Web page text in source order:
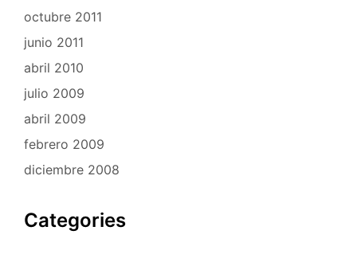
octubre 2011
junio 2011
abril 2010
julio 2009
abril 2009
febrero 2009
diciembre 2008
Categories